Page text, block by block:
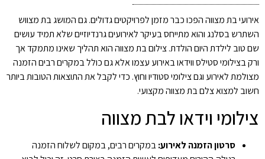
אירועי בת מצווה הפכו כבר מזמן לפרויקטים גדולים. גם המושג בת מצווש
השתרש בסלנג והוא מתייחס בעיקר לאירועים גרנדיוזיים שלא תמיד עושים
שם טוב לילדת היום הולדת. צילום בת מצווה הוא תהליך שאינו מתמקד אך
ורק בצילומי סטילס ווידאו באירוע עצמו אלא גם כולל במקרים רבים הזמנה
מצולמת לאירוע וגם צילומי סטודיו וחוץ. כדי לקבל את התוצאות הטובות ביותר
חשוב למצוא צלם בת מצווה מקצועי.
צילומי וידאו לבת מצווה
סרטון הזמנה לאירוע:במקרים רבים, במקום לשלוח הזמנה